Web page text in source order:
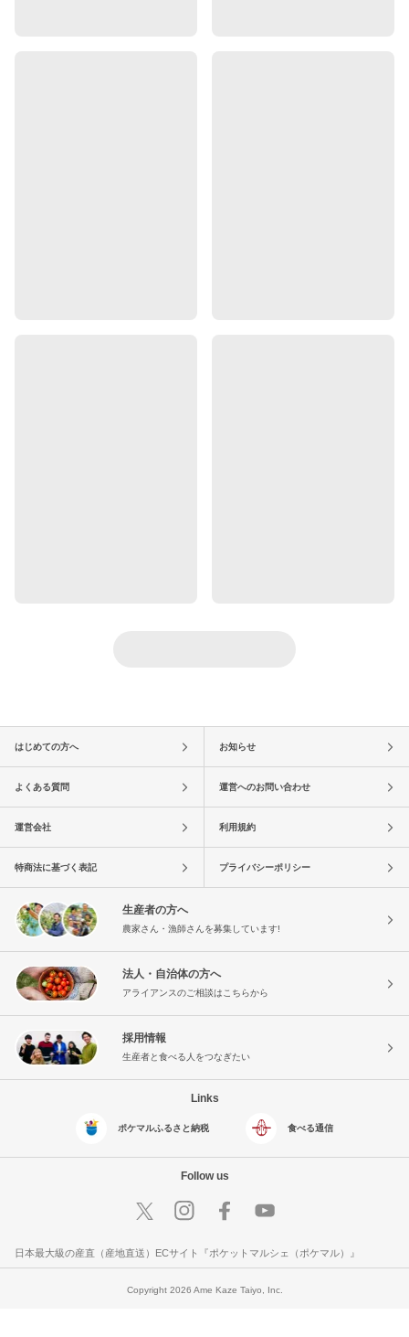
はじめての方へ お知らせ
よくある質問 運営へのお問い合わせ
運営会社 利用規約
特商法に基づく表記 プライバシーポリシー
生産者の方へ
農家さん・漁師さんを募集しています!
法人・自治体の方へ
アライアンスのご相談はこちらから
採用情報
生産者と食べる人をつなぎたい
Links
ポケマルふるさと納税 食べる通信
Follow us
日本最大級の産直（産地直送）ECサイト『ポケットマルシェ（ポケマル）』
Copyright 2026 Ame Kaze Taiyo, Inc.